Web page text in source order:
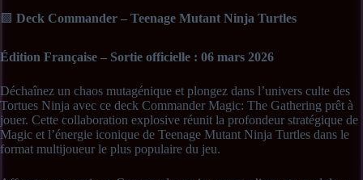
🟩 Deck Commander – Teenage Mutant Ninja Turtles
Édition Française – Sortie officielle : 06 mars 2026
Déchaînez un chaos mutagénique et plongez dans l’univers culte des
Tortues Ninja avec ce deck Commander Magic: The Gathering prêt à
jouer. Cette collaboration explosive réunit la profondeur stratégique de
Magic et l’énergie iconique de Teenage Mutant Ninja Turtles dans le
format multijoueur le plus populaire du jeu.